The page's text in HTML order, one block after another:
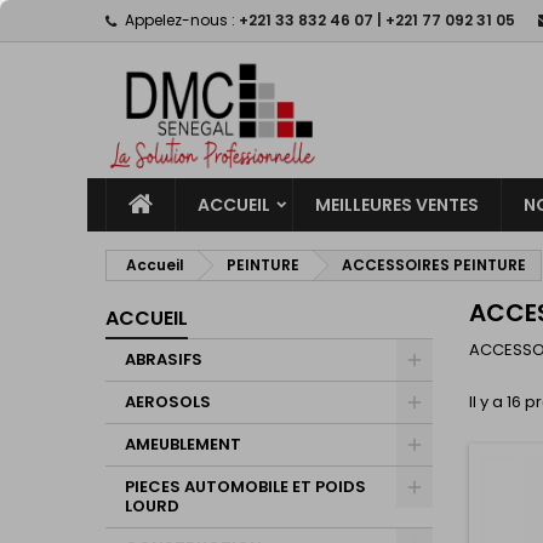
Appelez-nous : +221 33 832 46 07 | +221 77 092 31 05
ACCUEIL MEILLEURES VENTES
Accueil PEINTURE ACCESSOIRES PEINTURE
ACCUEIL
ABRASIFS
AEROSOLS
AMEUBLEMENT
PIECES AUTOMOBILE ET POIDS
LOURD
Il y a 16